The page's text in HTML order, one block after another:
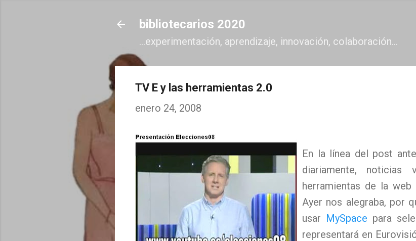
bibliotecarios 2020
...experimentación, aprendizaje, innovación, colaboración...
TV E y las herramientas 2.0
enero 24, 2008
En la línea del post
diariamente,
herramientas de la
Ayer nos alegraba, por
usar MySpace para
representará en